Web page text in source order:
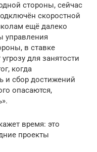
стороны, сейчас
скоростной
ещё далеко
управления
в ставке
для занятости
когда
и сбор достижений
опасаются,
время: это
проекты